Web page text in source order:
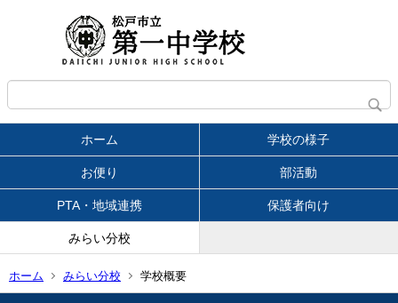
ホーム 学校の様子
お便り 部活動
PTA・地域連携 保護者向け
みらい分校
ホーム みらい分校 学校概要